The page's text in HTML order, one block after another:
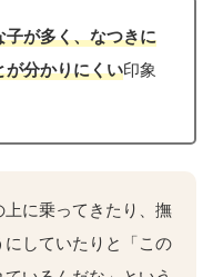
が多く、なつきに
が分かりにくい印象
に乗ってきたり、撫
していたりと「この